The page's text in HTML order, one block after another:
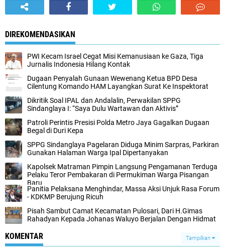
DIREKOMENDASIKAN
‎PWI Kecam Israel Cegat Misi Kemanusiaan ke Gaza, Tiga
Jurnalis Indonesia Hilang Kontak‎‎
Dugaan Penyalah Gunaan Wewenang Ketua BPD Desa
Cilentung Komando HAM Layangkan Surat Ke Inspektorat
Dikritik Soal IPAL dan Andalalin, Perwakilan SPPG
Sindanglaya I: “Saya Dulu Wartawan dan Aktivis”
‎Patroli Perintis Presisi Polda Metro Jaya Gagalkan Dugaan
Begal di Duri Kepa‎
SPPG Sindanglaya Pagelaran Diduga Minim Sarpras, Parkiran
Gunakan Halaman Warga Ipal Dipertanyakan
‎Kapolsek Matraman Pimpin Langsung Pengamanan Terduga
Pelaku Teror Pembakaran di Permukiman Warga Pisangan
Baru‎
Panitia Pelaksana Menghindar, Massa Aksi Unjuk Rasa Forum
- KDKMP Berujung Ricuh
Pisah Sambut Camat Kecamatan Pulosari, Dari H.Gimas
Rahadyan Kepada Johanas Waluyo Berjalan Dengan Hidmat
KOMENTAR Tampilkan